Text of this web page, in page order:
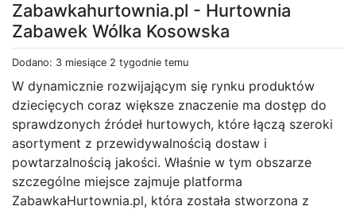
Zabawkahurtownia.pl - Hurtownia
Zabawek Wólka Kosowska
Dodano: 3 miesiące 2 tygodnie temu
W dynamicznie rozwijającym się rynku produktów
dziecięcych coraz większe znaczenie ma dostęp do
sprawdzonych źródeł hurtowych, które łączą szeroki
asortyment z przewidywalnością dostaw i
powtarzalnością jakości. Właśnie w tym obszarze
szczególne miejsce zajmuje platforma
ZabawkaHurtownia.pl, która została stworzona z